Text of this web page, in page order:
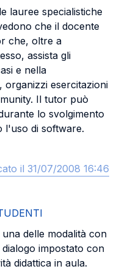
lauree specialistiche
che il docente
che, oltre a
assista gli
e nella
organizzi esercitazioni
Il tutor può
lo svolgimento
l'uso di software.
il 31/07/2008 16:46
delle modalità con
impostato con
didattica in aula.